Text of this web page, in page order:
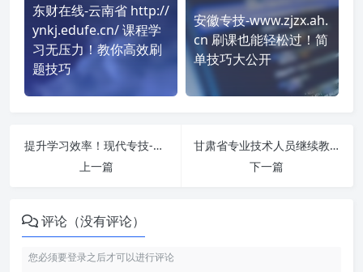
东财在线-云南省 http://
ynkj.edufe.cn/ 课程学
习无压力！教你高效刷
题技巧
安徽专技-www.zjzx.ah.
cn 刷课也能轻松过！简
单技巧大公开
提升学习效率！现代专技-江苏省 https://jiangsu.chinamde.cn/ 刷课方法全揭秘
上一篇
甘肃省专业技术人员继续教育网 https://gszj.chinahrt.com/ 课程学习无压力！教你高效刷题技巧
下一篇
评论（没有评论）